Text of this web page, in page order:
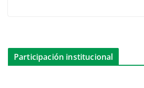
Participación institucional